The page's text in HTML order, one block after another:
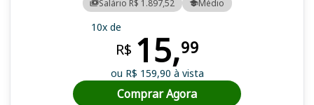
Salário R$ 1.897,52 Médio
10x de
R$ 15,99
ou R$ 159,90 à vista
Comprar Agora